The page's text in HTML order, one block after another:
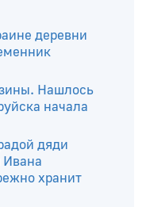
деревни
Нашлось
начала
дяди
хранит